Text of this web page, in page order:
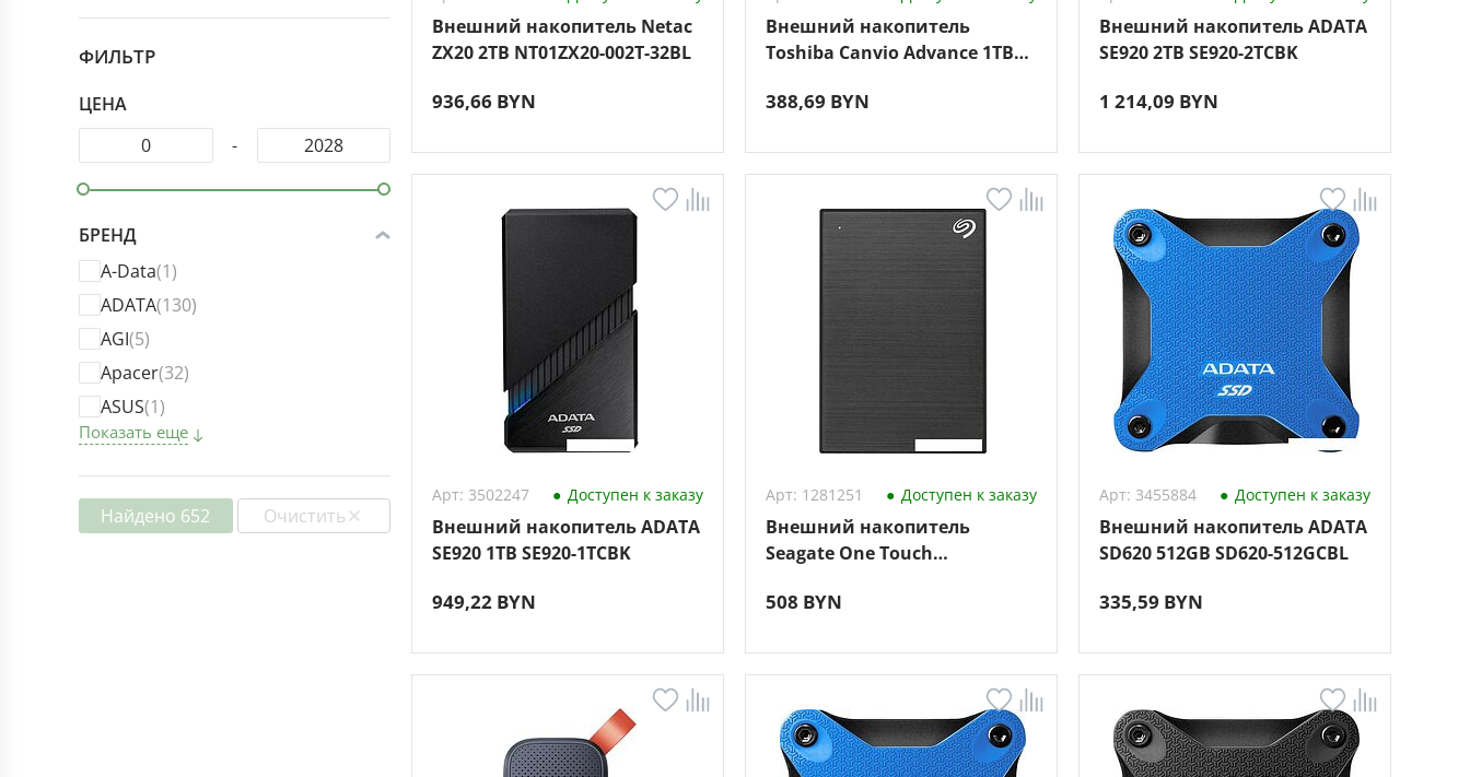
ФИЛЬТР
ЦЕНА
-
БРЕНД
A-Data(1)
ADATA(130)
AGI(5)
Apacer(32)
ASUS(1)
Показать еще
Найдено 652 Очистить
Внешний накопитель Netac
ZX20 2TB NT01ZX20-002T-32BL
936,66 BYN
Внешний накопитель
Toshiba Canvio Advance 1TB
388,69 BYN
Внешний накопитель ADATA
SE920 2TB SE920-2TCBK
1 214,09 BYN
Арт: 3502247 Доступен к заказу
Внешний накопитель ADATA
SE920 1TB SE920-1TCBK
949,22 BYN
Арт: 1281251 Доступен к заказу
Внешний накопитель
Seagate One Touch
508 BYN
Арт: 3455884 Доступен к заказу
Внешний накопитель ADATA
SD620 512GB SD620-512GCBL
335,59 BYN